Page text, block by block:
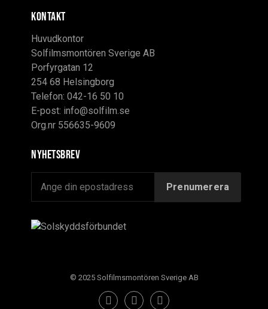
KONTAKT
Huvudkontor
Solfilmsmontören Sverige AB
Porfyrgatan 12
254 68 Helsingborg
Telefon: 042-16 50 10
E-post: info@solfilm.se
Org.nr 556635-9609
Nyhetsbrev
© 2025 Solfilmsmontören Sverige AB